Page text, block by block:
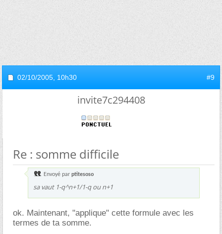
02/10/2005, 10h30 #9
invite7c294408
Re : somme difficile
Envoyé par ptitesoso
sa vaut 1-q^n+1/1-q ou n+1
ok. Maintenant, "applique" cette formule avec les
termes de ta somme.